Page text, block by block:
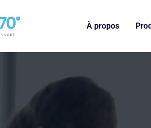
À propos